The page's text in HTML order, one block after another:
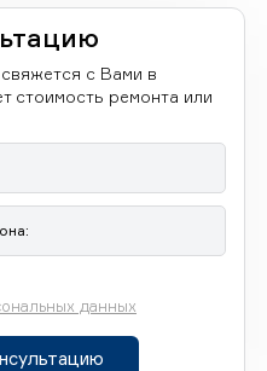
с Вами в
стоимость ремонта или
данных